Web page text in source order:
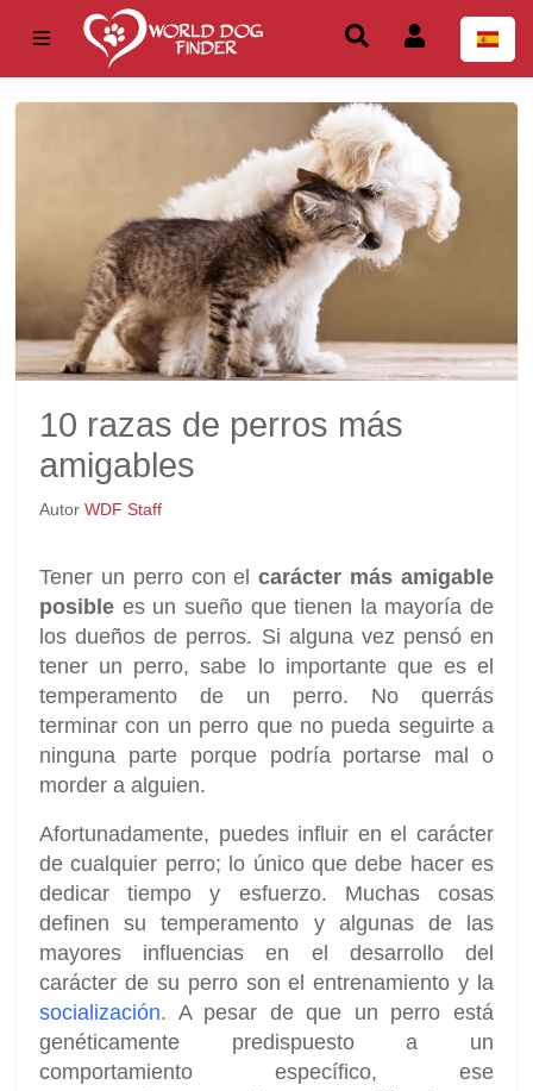
10 razas de perros más
amigables
Autor WDF Staff
Tener un perro con elcarácter más amigable
posible es un sueño que tienen la mayoría de
los dueños de perros. Si alguna vez pensó en
tener un perro, sabe lo importante que es el
temperamento de un perro. No querrás
terminar con un perro que no pueda seguirte a
ninguna parte porque podría portarse mal o
morder a alguien.
Afortunadamente, puedes influir en el carácter
de cualquier perro; lo único que debe hacer es
dedicar tiempo y esfuerzo. Muchas cosas
definen su temperamento y algunas de las
mayores influencias en el desarrollo del
carácter de su perro son el entrenamiento y la
socialización. A pesar de que un perro está
genéticamente predispuesto a un
comportamiento específico, ese